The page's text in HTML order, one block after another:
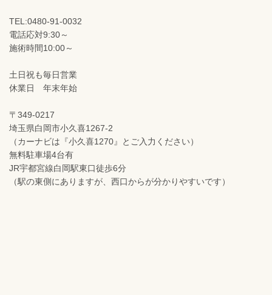
TEL:0480-91-0032
電話応対9:30～
施術時間10:00～
土日祝も毎日営業
休業日 年末年始
〒349-0217
埼玉県白岡市小久喜1267-2
（カーナビは『小久喜1270』とご入力ください）
無料駐車場4台有
JR宇都宮線白岡駅東口徒歩6分
（駅の東側にありますが、西口からが分かりやすいです）